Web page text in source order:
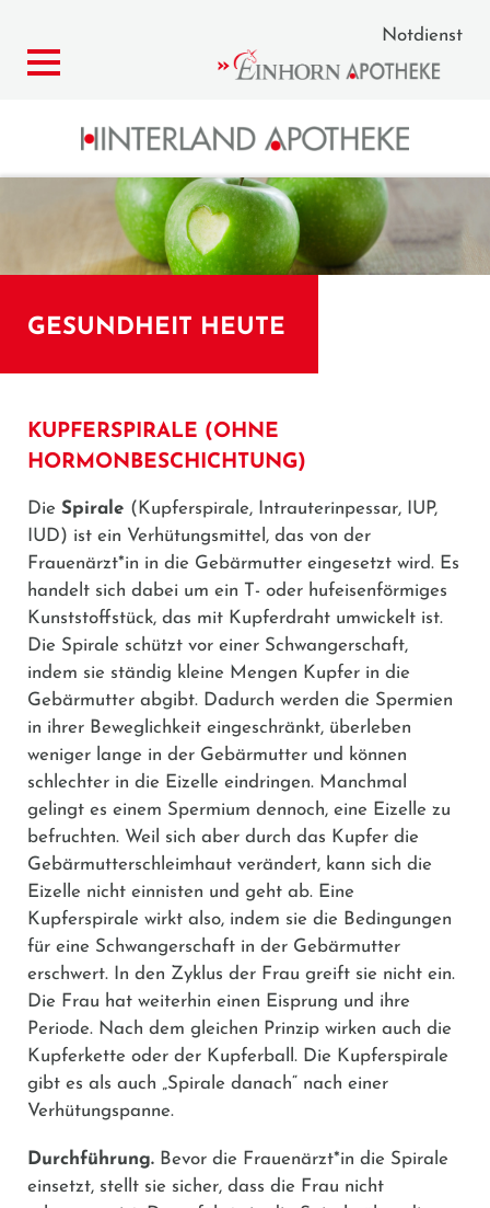
Notdienst
GESUNDHEIT HEUTE
KUPFERSPIRALE (OHNE
HORMONBESCHICHTUNG)
Die Spirale (Kupferspirale, Intrauterinpessar, IUP,
IUD) ist ein Verhütungsmittel, das von der
Frauenärzt*in in die Gebärmutter eingesetzt wird. Es
handelt sich dabei um ein T- oder hufeisenförmiges
Kunststoffstück, das mit Kupferdraht umwickelt ist.
Die Spirale schützt vor einer Schwangerschaft,
indem sie ständig kleine Mengen Kupfer in die
Gebärmutter abgibt. Dadurch werden die Spermien
in ihrer Beweglichkeit eingeschränkt, überleben
weniger lange in der Gebärmutter und können
schlechter in die Eizelle eindringen. Manchmal
gelingt es einem Spermium dennoch, eine Eizelle zu
befruchten. Weil sich aber durch das Kupfer die
Gebärmutterschleimhaut verändert, kann sich die
Eizelle nicht einnisten und geht ab. Eine
Kupferspirale wirkt also, indem sie die Bedingungen
für eine Schwangerschaft in der Gebärmutter
erschwert. In den Zyklus der Frau greift sie nicht ein.
Die Frau hat weiterhin einen Eisprung und ihre
Periode. Nach dem gleichen Prinzip wirken auch die
Kupferkette oder der Kupferball. Die Kupferspirale
gibt es als auch „Spirale danach“ nach einer
Verhütungspanne.
Durchführung. Bevor die Frauenärzt*in die Spirale
einsetzt, stellt sie sicher, dass die Frau nicht